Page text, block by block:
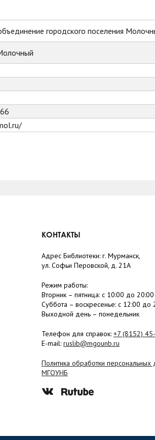
городского поселения
КОНТАКТЫ
Адрес Библиотеки: г. Мурманск,
ул. Софьи Перовской, д. 21А
Режим работы:
Вторник – пятница: с 10:00 до 20:00
Суббота – воскресенье: c 12:00 до
Выходной день – понедельник
Телефон для справок: +7 (8152)
E-mail: ruslib@mgounb.ru
Политика обработки персональных
МГОУНБ